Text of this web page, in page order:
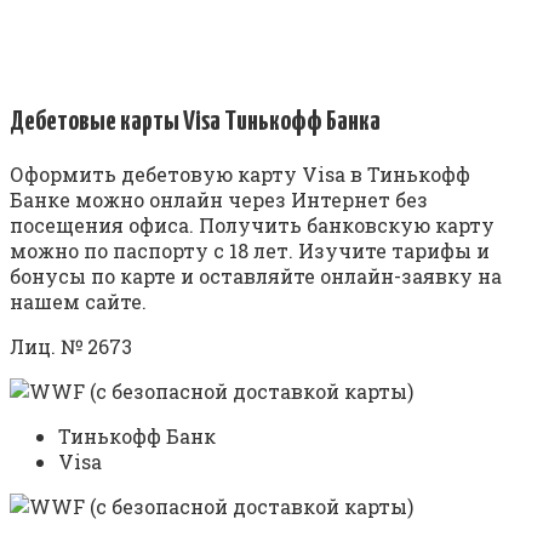
Дебетовые карты Visa Тинькофф Банка
Оформить дебетовую карту Visa в Тинькофф
Банке можно онлайн через Интернет без
посещения офиса. Получить банковскую карту
можно по паспорту с 18 лет. Изучите тарифы и
бонусы по карте и оставляйте онлайн-заявку на
нашем сайте.
Лиц. № 2673
Тинькофф Банк
Visa